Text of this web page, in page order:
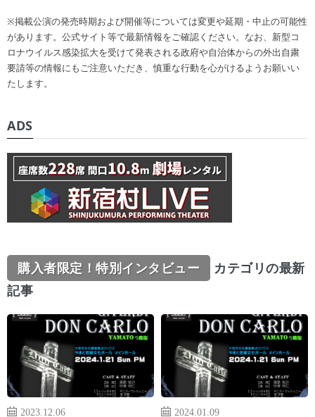
※掲載公演の発売時期および開催等については変更や延期・中止の可能性
があります。公式サイト等で最新情報をご確認ください。なお、新型コ
ロナウイルス感染拡大を受けて発表される政府や自治体からの外出自粛
要請等の情報にもご注意いただき、慎重な行動を心がけるようお願いい
たします。
ADS
購入者限定！特別インタビュー
カテゴリの最新
記事
2023.12.06
2024.01.09